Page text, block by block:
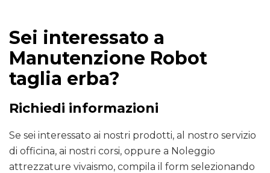
Sei interessato a
Manutenzione Robot
taglia erba?
Richiedi informazioni
Se sei interessato ai nostri prodotti, al nostro servizio
di officina, ai nostri corsi, oppure a Noleggio
attrezzature vivaismo, compila il form selezionando